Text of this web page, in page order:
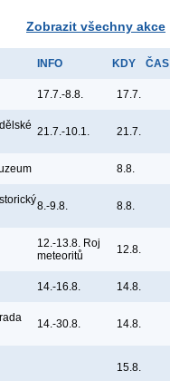
Zobrazit všechny akce
INFO KDY ČAS
17.7.-8.8. 17.7.
21.7.-10.1. 21.7.
8.8.
8.-9.8. 8.8.
12.-13.8. Roj
meteoritů
12.8.
14.-16.8. 14.8.
14.-30.8. 14.8.
15.8.